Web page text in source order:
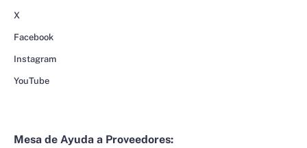
X
Facebook
Instagram
YouTube
Mesa de Ayuda a Proveedores: